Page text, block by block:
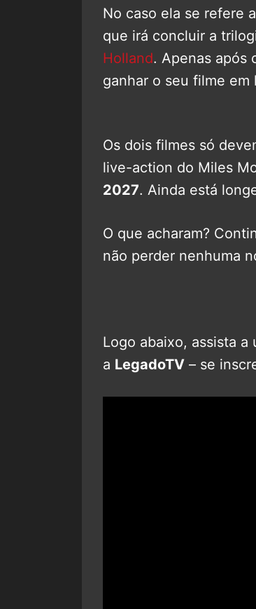
No caso ela se refere a
que irá concluir a
Holland. Apenas após
ganhar o seu filme em
Os dois filmes só
live-action do Miles
2027. Ainda está
O que acharam?
não perder nenhuma
Logo abaixo, assista a
a LegadoTV – se